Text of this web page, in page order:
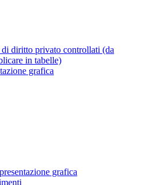
diritto privato controllati (da
in tabelle)
grafica
grafica